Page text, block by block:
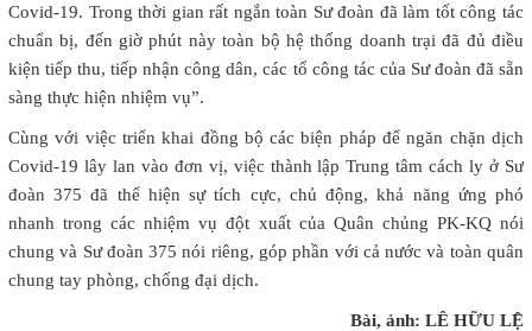
Covid-19. Trong thời gian rất ngắn toàn Sư đoàn đã làm tốt công tác
chuẩn bị, đến giờ phút này toàn bộ hệ thống doanh trại đã đủ điều
kiện tiếp thu, tiếp nhận công dân, các tổ công tác của Sư đoàn đã sẵn
sàng thực hiện nhiệm vụ”.
Cùng với việc triển khai đồng bộ các biện pháp để ngăn chặn dịch
Covid-19 lây lan vào đơn vị, việc thành lập Trung tâm cách ly ở Sư
đoàn 375 đã thể hiện sự tích cực, chủ động, khả năng ứng phó
nhanh trong các nhiệm vụ đột xuất của Quân chủng PK-KQ nói
chung và Sư đoàn 375 nói riêng, góp phần với cả nước và toàn quân
chung tay phòng, chống đại dịch.
Bài, ảnh: LÊ HỮU LỆ